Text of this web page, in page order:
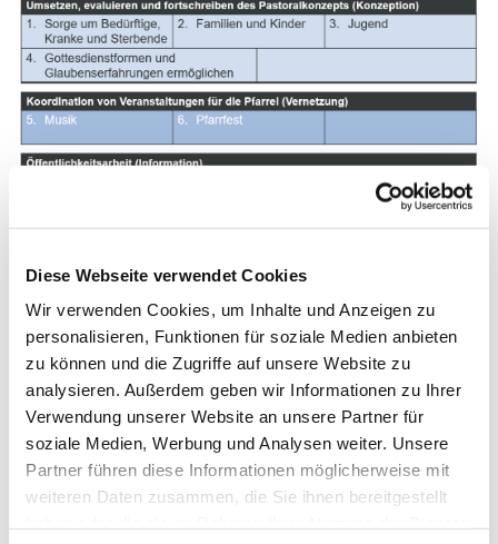
Diese Webseite verwendet Cookies
Wir verwenden Cookies, um Inhalte und Anzeigen zu
personalisieren, Funktionen für soziale Medien anbieten
zu können und die Zugriffe auf unsere Website zu
analysieren. Außerdem geben wir Informationen zu Ihrer
Verwendung unserer Website an unsere Partner für
soziale Medien, Werbung und Analysen weiter. Unsere
Partner führen diese Informationen möglicherweise mit
weiteren Daten zusammen, die Sie ihnen bereitgestellt
Für jeden Themenbereich sind
Initiativen gesammelt worden, die
Sie gerne über folgenden Link
einsehen können.
Themenbereiche und Initiativen herunterladen